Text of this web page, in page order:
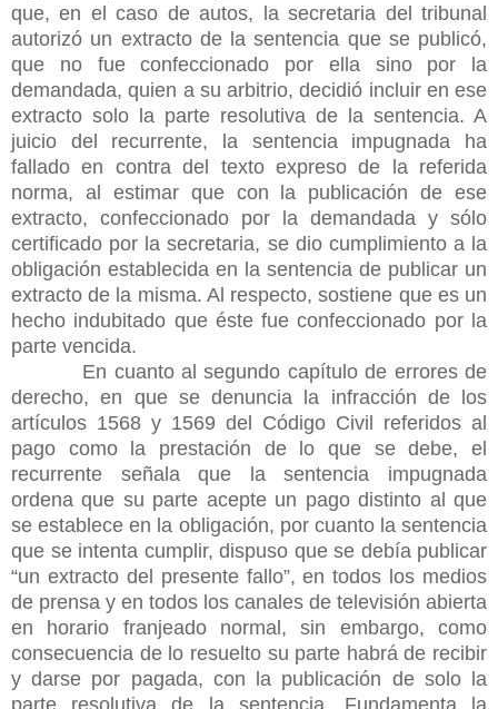
que, en el caso de autos, la secretaria del tribunal
autorizó un extracto de la sentencia que se publicó,
que no fue confeccionado por ella sino por la
demandada, quien a su arbitrio, decidió incluir en ese
extracto solo la parte resolutiva de la sentencia. A
juicio del recurrente, la sentencia impugnada ha
fallado en contra del texto expreso de la referida
norma, al estimar que con la publicación de ese
extracto, confeccionado por la demandada y sólo
certificado por la secretaria, se dio cumplimiento a la
obligación establecida en la sentencia de publicar un
extracto de la misma. Al respecto, sostiene que es un
hecho indubitado que éste fue confeccionado por la
parte vencida.
En cuanto al segundo capítulo de errores de
derecho, en que se denuncia la infracción de los
artículos 1568 y 1569 del Código Civil referidos al
pago como la prestación de lo que se debe, el
recurrente señala que la sentencia impugnada
ordena que su parte acepte un pago distinto al que
seestablece en la obligación, por cuanto la sentencia
que se intenta cumplir, dispuso que se debía publicar
“un extracto del presente fallo”, en todos los medios
de prensa y en todos los canales de televisión abierta
en horario franjeado normal, sin embargo, como
consecuencia de lo resuelto su parte habrá de recibir
y darse por pagada, con la publicación de solo la
parte resolutiva de la sentencia. Fundamenta la